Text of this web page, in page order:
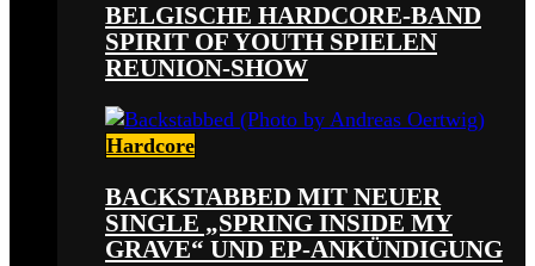
BELGISCHE HARDCORE-BAND
SPIRIT OF YOUTH SPIELEN
REUNION-SHOW
Hardcore
BACKSTABBED MIT NEUER
SINGLE „SPRING INSIDE MY
GRAVE“ UND EP-ANKÜNDIGUNG